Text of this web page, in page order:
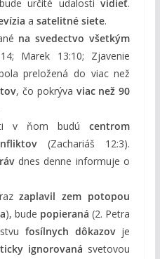
určité udalostividieť.
a satelitné siete.
na svedectvo všetkým
Marek 13:10; Zjavenie
preložená do viac než
, čo pokrýva viac než 90
v ňom budúcentrom
(Zachariáš 12:3).
dnes denne informuje o
razzaplavil zem potopou
), bude popieraná (2. Petra
fosílnych dôkazovje
ignorovaná svetovou